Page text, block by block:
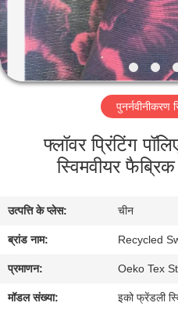
वीआर
दिखाएँ
हमारे
भ्रमण
गुणवत्ता
नियंत्रण
पुनर्नवीनीकरण
फ्लॉवर प्रिंटिंग
स्विमवीयर
उत्पत्ति के प्लेस: चीन
ब्रांड नाम: Recycled
प्रमाणन: Oeko Tex
मॉडल संख्या: इको फ्रेंडली